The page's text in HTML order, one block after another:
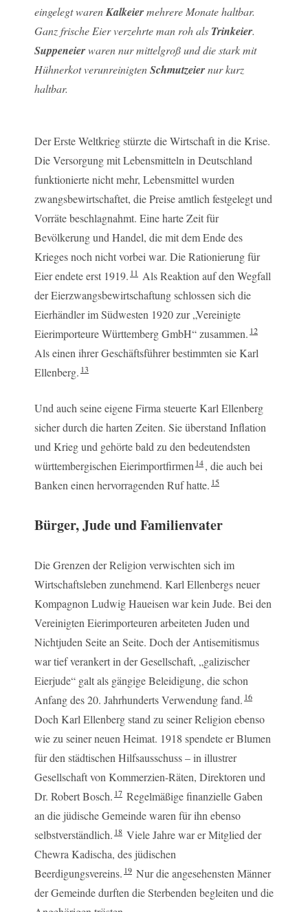
eingelegt warenKalkeiermehrere Monate haltbar.
Ganz frische Eier verzehrte man roh als Trinkeier.
Suppeneierwaren nur mittelgroß und die stark mit
Hühnerkot verunreinigtenSchmutzeiernur kurz
haltbar.
Der Erste Weltkrieg stürzte die Wirtschaft in die Krise.
Die Versorgung mit Lebensmitteln in Deutschland
funktionierte nicht mehr, Lebensmittel wurden
zwangsbewirtschaftet, die Preise amtlich festgelegt und
Vorräte beschlagnahmt. Eine harte Zeit für
Bevölkerung und Handel, die mit dem Ende des
Krieges noch nicht vorbei war. Die Rationierung für
Eier endete erst 1919. 11 Als Reaktion auf den Wegfall
der Eierzwangsbewirtschaftung schlossen sich die
Eierhändler im Südwesten 1920 zur „Vereinigte
Eierimporteure Württemberg GmbH“ zusammen. 12
Als einen ihrer Geschäftsführer bestimmten sie Karl
Ellenberg. 13
Und auch seine eigene Firma steuerte Karl Ellenberg
sicher durch die harten Zeiten. Sie überstand Inflation
und Krieg und gehörte bald zu den bedeutendsten
württembergischen Eierimportfirmen 14, die auch bei
Banken einen hervorragenden Ruf hatte. 15
Bürger, Jude und Familienvater
Die Grenzen der Religion verwischten sich im
Wirtschaftsleben zunehmend. Karl Ellenbergs neuer
Kompagnon Ludwig Haueisen war kein Jude. Bei den
Vereinigten Eierimporteuren arbeiteten Juden und
Nichtjuden Seite an Seite. Doch der Antisemitismus
war tief verankert in der Gesellschaft, „galizischer
Eierjude“ galt als gängige Beleidigung, die schon
Anfang des 20. Jahrhunderts Verwendung fand. 16
Doch Karl Ellenberg stand zu seiner Religion ebenso
wie zu seiner neuen Heimat. 1918 spendete er Blumen
für den städtischen Hilfsausschuss – in illustrer
Gesellschaft von Kommerzien-Räten, Direktoren und
Dr. Robert Bosch. 17 Regelmäßige finanzielle Gaben
an die jüdische Gemeinde waren für ihn ebenso
selbstverständlich. 18 Viele Jahre war er Mitglied der
Chewra Kadischa, des jüdischen
Beerdigungsvereins. 19 Nur die angesehensten Männer
der Gemeinde durften die Sterbenden begleiten und die